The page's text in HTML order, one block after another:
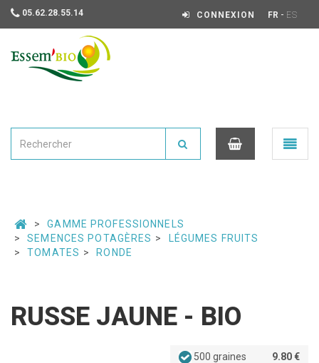
05.62.28.55.14 CONNEXION FR - ES
Ouvrir
le
GAMME PROFESSIONNELS
SEMENCES POTAGÈRES
LÉGUMES FRUITS
TOMATES
RONDE
RUSSE JAUNE - BIO
500 graines 9.80 €